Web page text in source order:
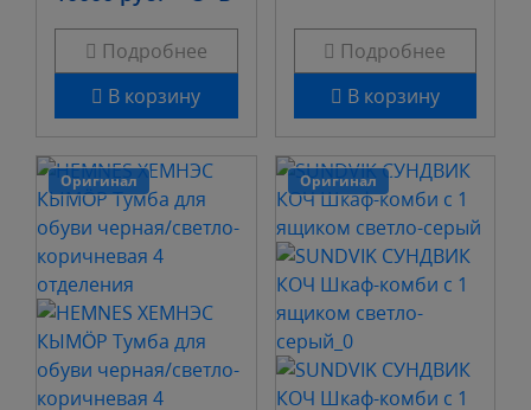
Подробнее
В корзину
Подробнее
В корзину
Оригинал Оригинал